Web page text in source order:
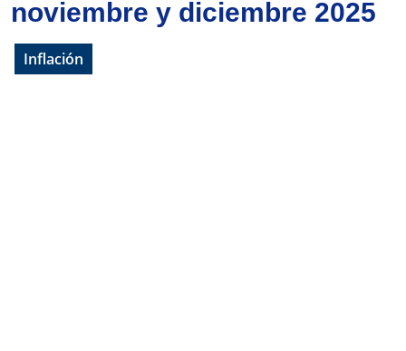
noviembre y diciembre 2025
Inflación